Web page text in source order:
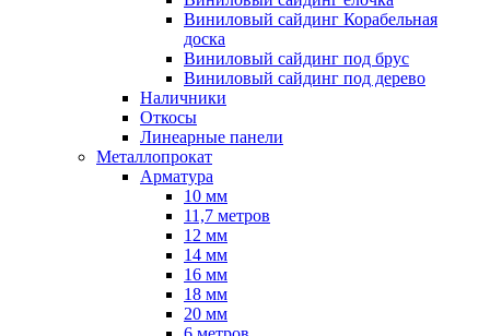
Виниловый сайдинг Корабельная
доска
Виниловый сайдинг под брус
Виниловый сайдинг под дерево
Наличники
Откосы
Линеарные панели
Металлопрокат
Арматура
10 мм
11,7 метров
12 мм
14 мм
16 мм
18 мм
20 мм